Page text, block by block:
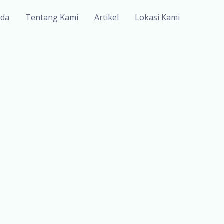
Tentang Kami Artikel Lokasi Kami